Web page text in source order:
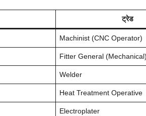
ट्रेड
Machinist (CNC Operator)
Fitter General (Mechanical)
Welder
Heat Treatment Operative
Electroplater